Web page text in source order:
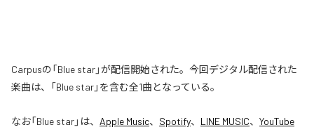
Carpusの「Blue star」が配信開始された。今回デジタル配信された
楽曲は、「Blue star」を含む全1曲となっている。
なお「Blue star」は、 Apple Music、 Spotify、 LINE MUSIC、 YouTube